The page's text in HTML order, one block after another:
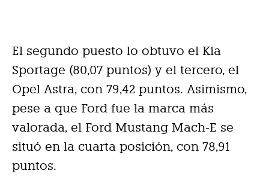
El segundo puesto lo obtuvo el Kia
Sportage (80,07 puntos) y el tercero, el
Opel Astra, con 79,42 puntos. Asimismo,
pese a que Ford fue la marca más
valorada, el Ford Mustang Mach-E se
situó en la cuarta posición, con 78,91
puntos.